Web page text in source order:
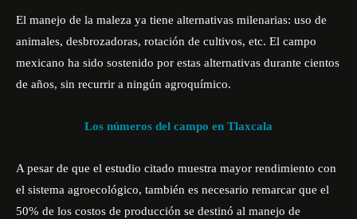
El manejo de la maleza ya tiene alternativas milenarias: uso de
animales, desbrozadoras, rotación de cultivos, etc. El campo
mexicano ha sido sostenido por estas alternativas durante cientos
de años, sin recurrir a ningún agroquímico.
Los números del campo en Tlaxcala
A pesar de que el estudio citado muestra mayor rendimiento con
el sistema agroecológico, también es necesario remarcar que el
50% de los costos de producción se destinó al manejo de